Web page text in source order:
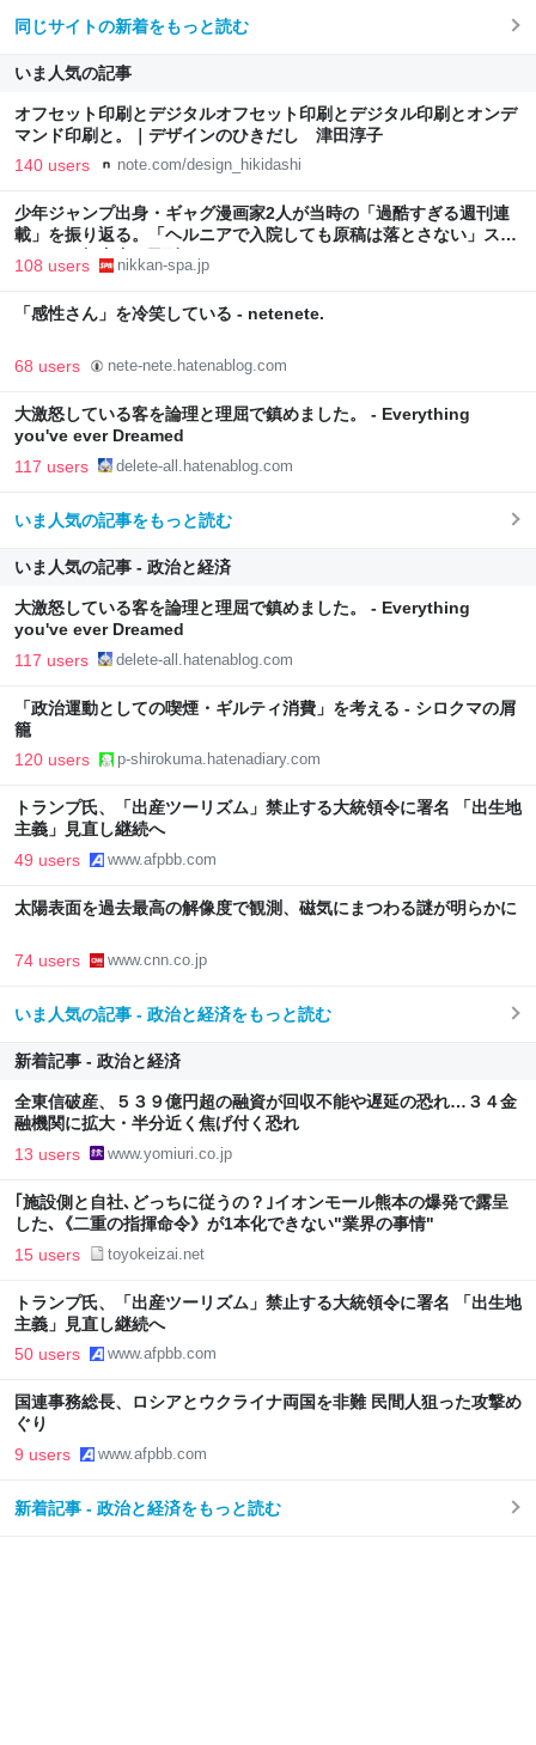
同じサイトの新着をもっと読む
いま人気の記事
オフセット印刷とデジタルオフセット印刷とデジタル印刷とオンデ
マンド印刷と。｜デザインのひきだし 津田淳子
140 users note.com/design_hikidashi
少年ジャンプ出身・ギャグ漫画家2人が当時の「過酷すぎる週刊連
載」を振り返る。「ヘルニアで入院しても原稿は落とさない」スト
イックな舞台裏 | 日刊SPA!
108 users nikkan-spa.jp
「感性さん」を冷笑している - netenete.
68 users nete-nete.hatenablog.com
大激怒している客を論理と理屈で鎮めました。 - Everything
you've ever Dreamed
117 users delete-all.hatenablog.com
いま人気の記事をもっと読む
いま人気の記事 - 政治と経済
大激怒している客を論理と理屈で鎮めました。 - Everything
you've ever Dreamed
117 users delete-all.hatenablog.com
「政治運動としての喫煙・ギルティ消費」を考える - シロクマの屑
籠
120 users p-shirokuma.hatenadiary.com
トランプ氏、「出産ツーリズム」禁止する大統領令に署名 「出生地
主義」見直し継続へ
49 users www.afpbb.com
太陽表面を過去最高の解像度で観測、磁気にまつわる謎が明らかに
74 users www.cnn.co.jp
いま人気の記事 - 政治と経済をもっと読む
新着記事 - 政治と経済
全東信破産、５３９億円超の融資が回収不能や遅延の恐れ…３４金
融機関に拡大・半分近く焦げ付く恐れ
13 users www.yomiuri.co.jp
｢施設側と自社､どっちに従うの？｣イオンモール熊本の爆発で露呈
した､《二重の指揮命令》が1本化できない"業界の事情"
15 users toyokeizai.net
トランプ氏、「出産ツーリズム」禁止する大統領令に署名 「出生地
主義」見直し継続へ
50 users www.afpbb.com
国連事務総長、ロシアとウクライナ両国を非難 民間人狙った攻撃め
ぐり
9 users www.afpbb.com
新着記事 - 政治と経済をもっと読む